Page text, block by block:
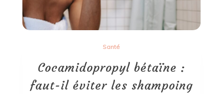
Santé
Cocamidopropyl bétaïne :
faut-il éviter les shampoing